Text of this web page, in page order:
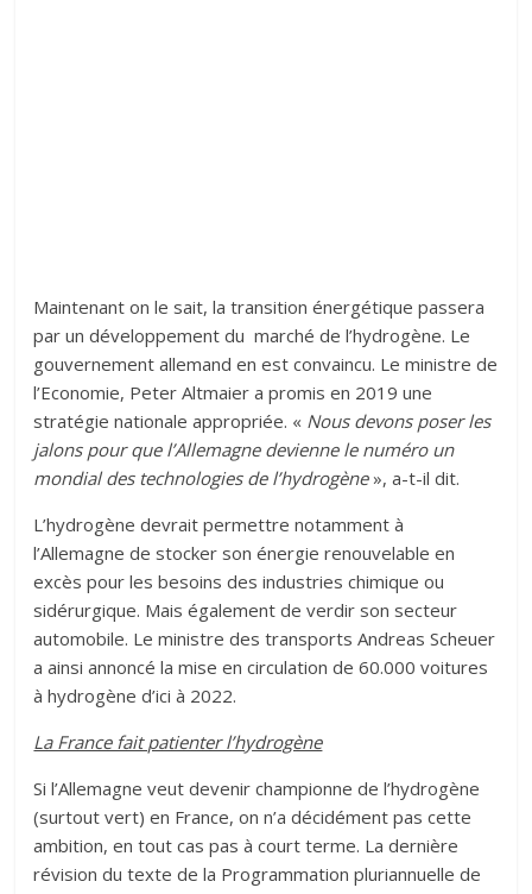
Maintenant on le sait, la transition énergétique passera
par un développement du marché de l’hydrogène. Le
gouvernement allemand en est convaincu. Le ministre de
l’Economie, Peter Altmaier a promis en 2019 une
stratégie nationale appropriée. « Nous devons poser les
jalons pour que l’Allemagne devienne le numéro un
mondial des technologies de l’hydrogène», a-t-il dit.
L’hydrogène devrait permettre notamment à
l’Allemagne de stocker son énergie renouvelable en
excès pour les besoins des industries chimique ou
sidérurgique. Mais également de verdir son secteur
automobile. Le ministre des transports Andreas Scheuer
a ainsi annoncé la mise en circulation de 60.000 voitures
à hydrogène d’ici à 2022.
La France fait patienter l’hydrogène
Si l’Allemagne veut devenir championne de l’hydrogène
(surtout vert) en France, on n’a décidément pas cette
ambition, en tout cas pas à court terme. La dernière
révision du texte de la Programmation pluriannuelle de